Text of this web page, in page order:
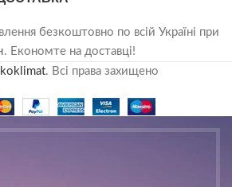
безкоштовно по всій Україні при
. Економте на доставці!
. Всі права захищено